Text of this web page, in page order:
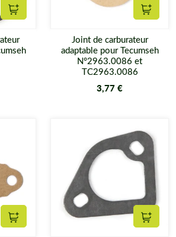
Ajouter au panier
Joint de carburateur
adaptable pour Tecumseh
N°2963.0086 et
TC2963.0086
3,77 €
Ajouter au panier